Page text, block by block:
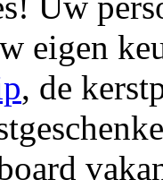
eigen
, de